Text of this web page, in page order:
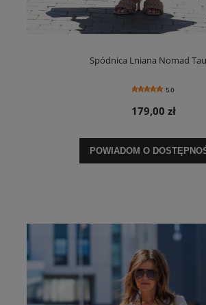
Spódnica Lniana Nomad
5.0
179,00 zł
POWIADOM O